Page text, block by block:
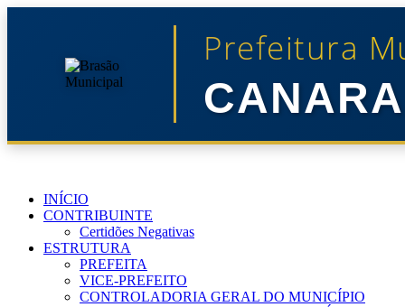
Prefeitura
INÍCIO
CONTRIBUINTE
Certidões Negativas
ESTRUTURA
PREFEITA
VICE-PREFEITO
CONTROLADORIA GERAL DO MUNICÍPIO